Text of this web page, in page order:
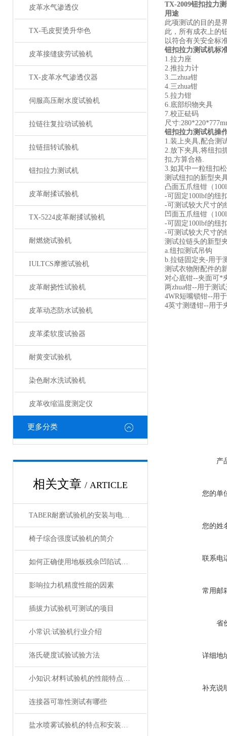
皮革水气渗透仪
TX-毛皮熨烫升华色
皮革接缝疲劳试验机
TX-皮革水气渗透仪器
伺服高压耐水度试验机
拉链往复拉动试验机
拉链扭转试验机
钮扣拉力测试机
皮革耐揉试验机
TX-5224皮革耐揉试验机
耐燃烧试验机
IULTCS摩擦试验机
皮革耐挠性试验机
皮革动态防水试验机
皮革柔软度试验器
耐黄变试验机
染色耐水洗试验机
皮革收缩温度测定仪
更多分类
相关文章 / ARTICLE
TABER耐磨试验机的安装与电源连接方法
椅子综合强度试验机的简介
如何正确使用地板残余凹陷试验机？
影响拉力机精度性能的因素
插拔力试验机可测试的项目
小常识:试验机行业介绍
洛氏硬度试验试验方法
小知识:材料试验机的性能特点分析
连接器可靠性测试有哪些
盐水喷雾试验机的特点和安装注意事项
TX-2009钮扣拉力
用途
此项测试的目的是
此，所有成衣上的
以符合有关安全标
钮扣拉力测试机标
1.拉力座
2.推拉力计
3.二zhua钳
4.三zhua钳
5.拉力钳
6.底部织物夹具
7.校正砝码
尺寸
钮扣拉力测试机操
1.装上夹具,配合测
2.放下夹具,将纽扣
扣,方算合格.
3.如其中一粒纽扣
测试纽扣的新型夹
凸面五爪纽钳（
-可固定100lbf的纽
-可测试较大尺寸的
凹面五爪纽钳（
-可固定100lbf的纽
-可测试较大尺寸的
测试拉链头的新型
a.纽扣测试吊钩
b.拉链固定夹-用于
测试衣物附配件的
对心底钳--夹面可*
两zhua钳--用于测
4WR短嘴锁钳--用
4英寸测缝钳--用于
产
您的单
您的姓
联系电
常用邮
省
详细地
补充说